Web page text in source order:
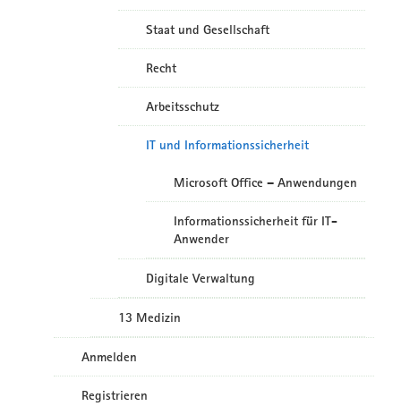
Staat und Gesellschaft
Recht
Arbeitsschutz
IT und Informationssicherheit
Microsoft Office – Anwendungen
Informationssicherheit für IT-
Anwender
Digitale Verwaltung
13 Medizin
Anmelden
Registrieren